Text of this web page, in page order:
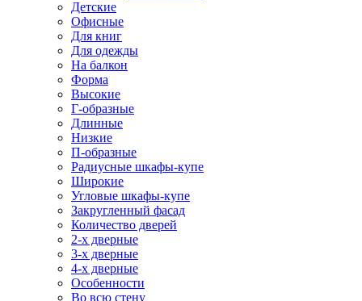
Детские
Офисные
Для книг
Для одежды
На балкон
Форма
Высокие
Г-образные
Длинные
Низкие
П-образные
Радиусные шкафы-купе
Широкие
Угловые шкафы-купе
Закругленный фасад
Количество дверей
2-х дверные
3-х дверные
4-х дверные
Особенности
Во всю стену